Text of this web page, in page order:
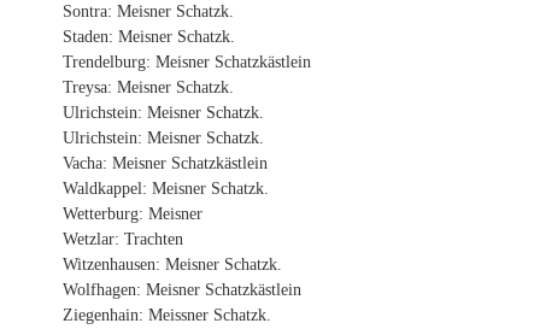
Sontra: Meisner Schatzk.
Staden: Meisner Schatzk.
Trendelburg: Meisner Schatzkästlein
Treysa: Meisner Schatzk.
Ulrichstein: Meisner Schatzk.
Ulrichstein: Meisner Schatzk.
Vacha: Meisner Schatzkästlein
Waldkappel: Meisner Schatzk.
Wetterburg: Meisner
Wetzlar: Trachten
Witzenhausen: Meisner Schatzk.
Wolfhagen: Meisner Schatzkästlein
Ziegenhain: Meissner Schatzk.